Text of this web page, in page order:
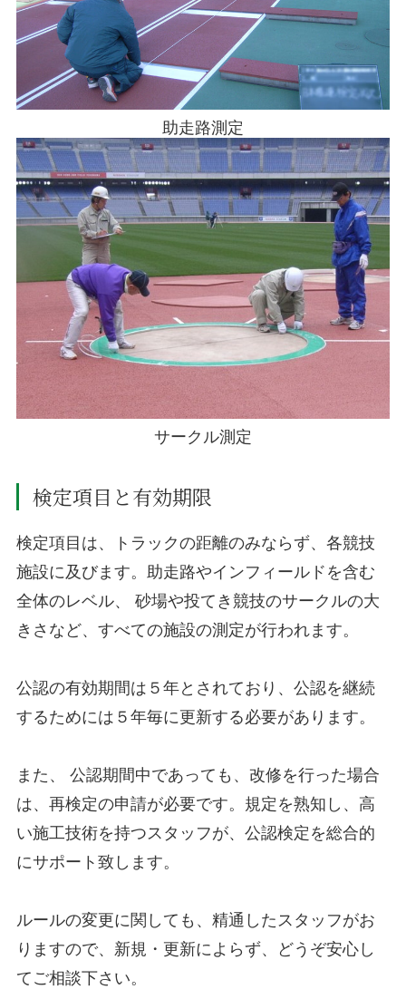
助走路測定
サークル測定
検定項目と有効期限
検定項目は、トラックの距離のみならず、各競技
施設に及びます。助走路やインフィールドを含む
全体のレベル、 砂場や投てき競技のサークルの大
きさなど、すべての施設の測定が行われます。
公認の有効期間は５年とされており、公認を継続
するためには５年毎に更新する必要があります。
また、 公認期間中であっても、改修を行った場合
は、再検定の申請が必要です。規定を熟知し、高
い施工技術を持つスタッフが、公認検定を総合的
にサポート致します。
ルールの変更に関しても、精通したスタッフがお
りますので、新規・更新によらず、どうぞ安心し
てご相談下さい。